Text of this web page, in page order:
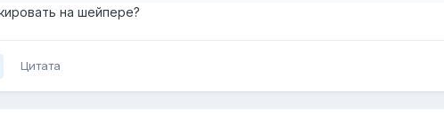
на шейпере?
Цитата